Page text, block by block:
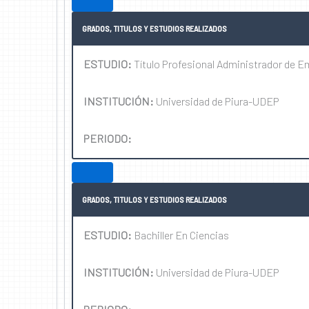
GRADOS, TITULOS Y ESTUDIOS REALIZADOS
ESTUDIO: Título Profesional Administrador de
INSTITUCIÓN: Universidad de Piura-UDEP
PERIODO:
GRADOS, TITULOS Y ESTUDIOS REALIZADOS
ESTUDIO: Bachiller En Ciencias
INSTITUCIÓN: Universidad de Piura-UDEP